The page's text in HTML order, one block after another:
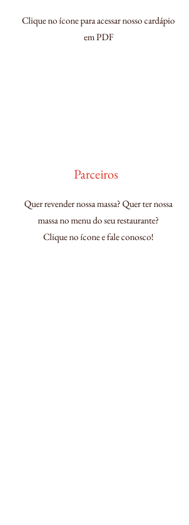
Clique no ícone para acessar nosso cardápio
em PDF
Parceiros
Quer revender nossa massa? Quer ter nossa
massa no menu do seu restaurante?
Clique no ícone e fale conosco!